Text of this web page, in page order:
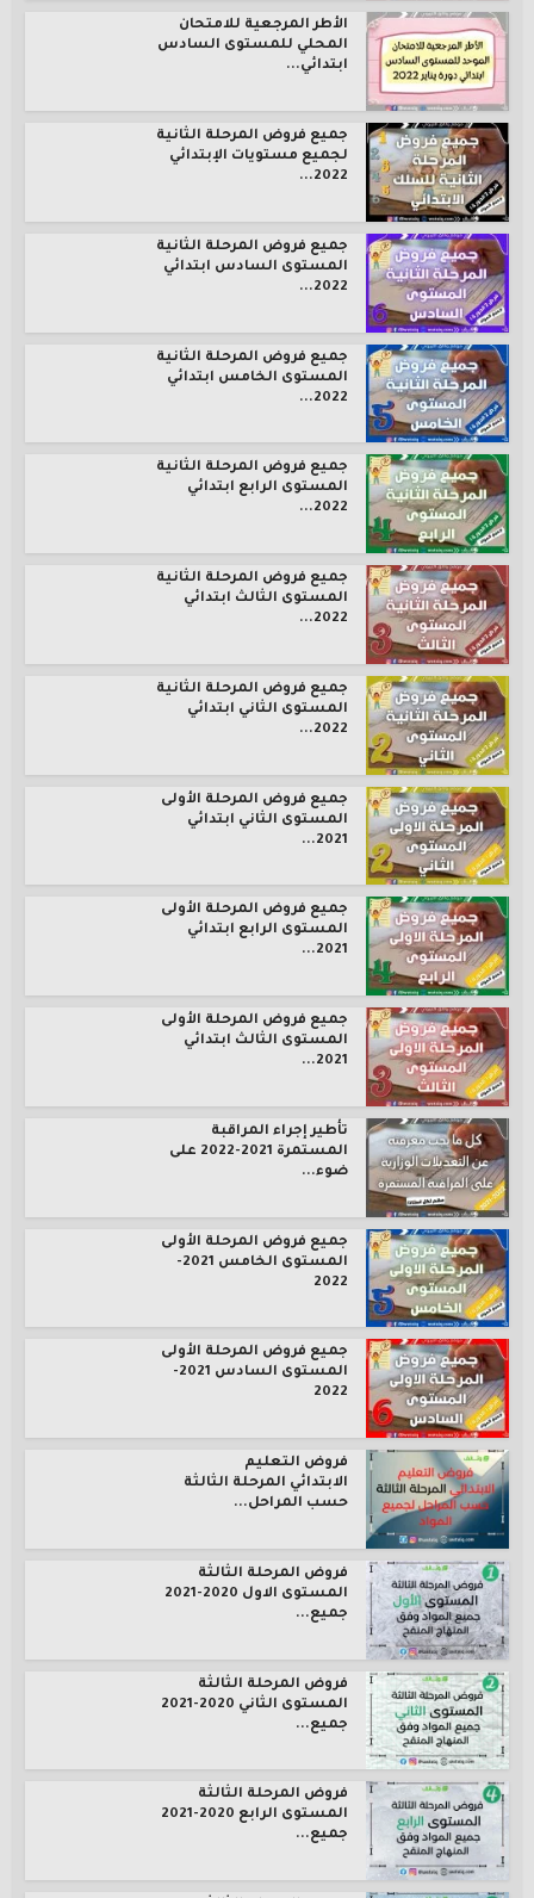
الأطر المرجعية للامتحان
المحلي للمستوى السادس
ابتدائي...
جميع فروض المرحلة الثانية
لجميع مستويات الإبتدائي
2022...
جميع فروض المرحلة الثانية
المستوى السادس ابتدائي
2022...
جميع فروض المرحلة الثانية
المستوى الخامس ابتدائي
2022...
جميع فروض المرحلة الثانية
المستوى الرابع ابتدائي
2022...
جميع فروض المرحلة الثانية
المستوى الثالث ابتدائي
2022...
جميع فروض المرحلة الثانية
المستوى الثاني ابتدائي
2022...
جميع فروض المرحلة الأولى
المستوى الثاني ابتدائي
2021...
جميع فروض المرحلة الأولى
المستوى الرابع ابتدائي
2021...
جميع فروض المرحلة الأولى
المستوى الثالث ابتدائي
2021...
تأطير إجراء المراقبة
المستمرة 2021-2022 على
ضوء...
جميع فروض المرحلة الأولى
المستوى الخامس 2021-
2022
جميع فروض المرحلة الأولى
المستوى السادس 2021-
2022
فروض التعليم
الابتدائي المرحلة الثالثة
حسب المراحل...
فروض المرحلة الثالثة
المستوى الاول 2020-2021
جميع...
فروض المرحلة الثالثة
المستوى الثاني 2020-2021
جميع...
فروض المرحلة الثالثة
المستوى الرابع 2020-2021
جميع...